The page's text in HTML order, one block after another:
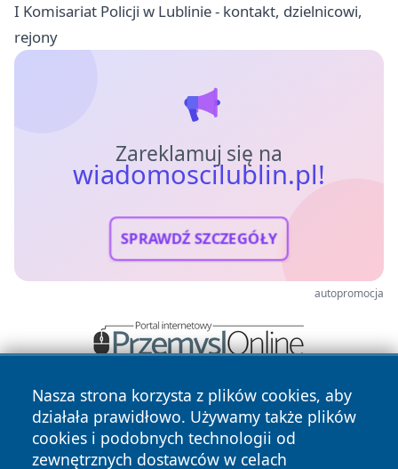
I Komisariat Policji w Lublinie - kontakt, dzielnicowi,
rejony
Zareklamuj się na
wiadomoscilublin.pl!
SPRAWDŹ SZCZEGÓŁY
autopromocja
Nasza strona korzysta z plików cookies, aby
działała prawidłowo. Używamy także plików
cookies i podobnych technologii od
zewnętrznych dostawców w celach